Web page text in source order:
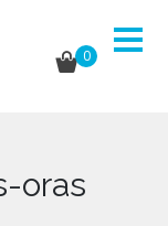
0
oras